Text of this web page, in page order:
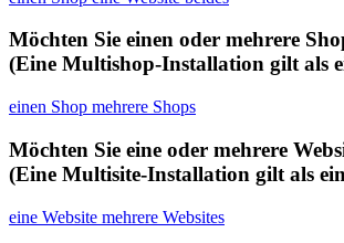
Möchten Sie einen oder mehrere
(Eine Multishop-Installation gilt als
einen Shop mehrere Shops
Möchten Sie eine oder mehrere
(Eine Multisite-Installation gilt als
eine Website mehrere Websites